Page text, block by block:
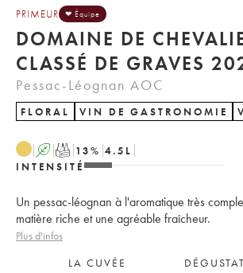
PRIMEUR ❤ Équipe
DOMAINE DE
CLASSÉ DE
Pessac-Léognan AOC
FLORAL VIN DE GASTRONOMIE
A T 13% 4.5 L
INTENSITÉ
Un pessac-léognan à l'aromatique très
matière riche et une agréable fraîcheur.
Plus d'infos
LA CUVÉE